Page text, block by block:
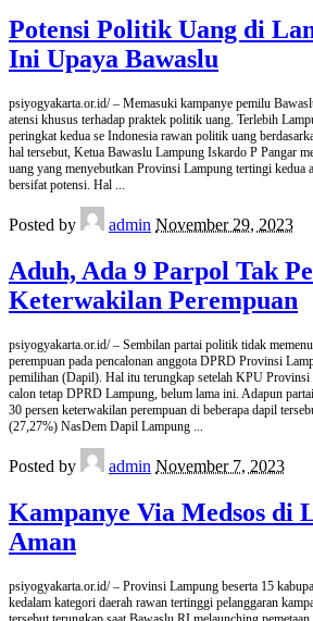
Potensi Politik Uang di
Ini Upaya Bawaslu
psiyogyakarta.or.id/ – Memasuki kampanye pemilu
atensi khusus terhadap praktek politik uang. Terlebih
peringkat kedua se Indonesia rawan politik uang
hal tersebut, Ketua Bawaslu Lampung Iskardo P Pangar
uang yang menyebutkan Provinsi Lampung tertingi kedua
bersifat potensi. Hal
Posted by admin November 29, 2023
Aduh, Ada 9 Parpol Tak
Keterwakilan Perempuan
psiyogyakarta.or.id/ – Sembilan partai politik tidak
perempuan pada pencalonan anggota DPRD Provinsi
pemilihan (Dapil). Hal itu terungkap setelah KPU Provinsi
calon tetap DPRD Lampung, belum lama ini. Adapun
30 persen keterwakilan perempuan di beberapa dapil
(27,27%) NasDem Dapil Lampung
Posted by admin November 7, 2023
Kampanye Via Medsos di
Aman
psiyogyakarta.or.id/ – Provinsi Lampung beserta 15
kedalam kategori daerah rawan tertinggi pelanggaran